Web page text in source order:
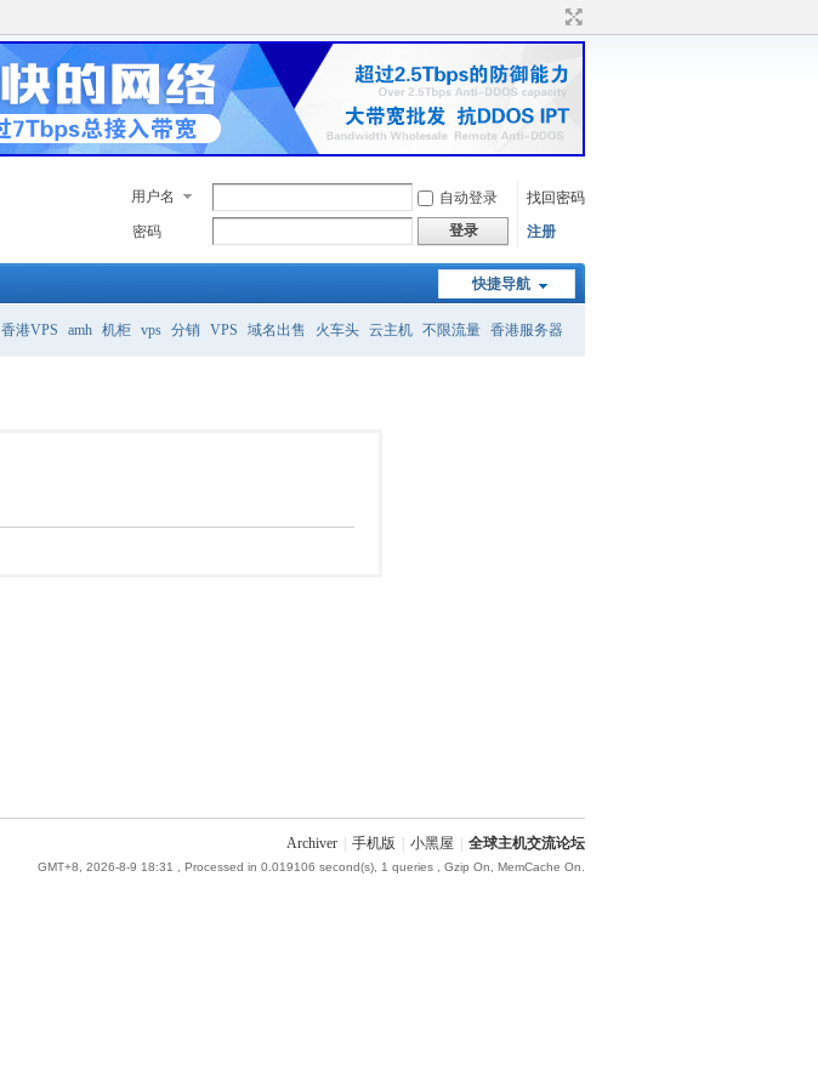
用户名 自动登录
找回密码
密码
登录 注册
快捷导航
香港VPS amh 机柜 vps 分销 VPS 域名出售 火车头 云主机 不限流量 香港服务器
Archiver 手机版 小黑屋 全球主机交流论坛
GMT+8, 2026-8-9 18:31 , Processed in 0.019106 second(s), 1 queries , Gzip On, MemCache On.